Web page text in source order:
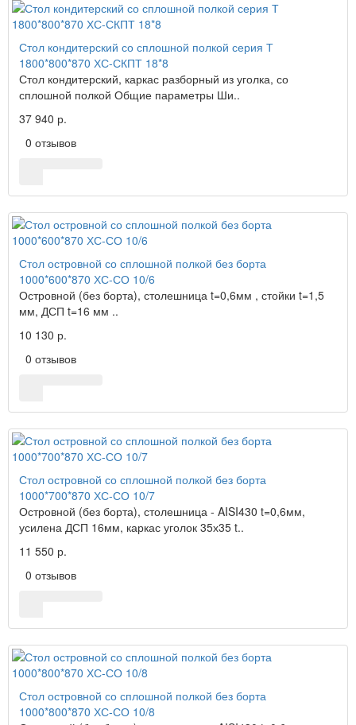
Стол кондитерский со сплошной полкой серия Т
1800*800*870 ХС-СКПТ 18*8
Стол кондитерский, каркас разборный из уголка, со
сплошной полкой Общие параметры Ши..
37 940 р.
0 отзывов
Стол островной со сплошной полкой без борта
1000*600*870 ХС-СО 10/6
Островной (без борта), столешница t=0,6мм , стойки t=1,5
мм, ДСП t=16 мм ..
10 130 р.
0 отзывов
Стол островной со сплошной полкой без борта
1000*700*870 ХС-СО 10/7
Островной (без борта), столешница - AISI430 t=0,6мм,
усилена ДСП 16мм, каркас уголок 35х35 t..
11 550 р.
0 отзывов
Стол островной со сплошной полкой без борта
1000*800*870 ХС-СО 10/8